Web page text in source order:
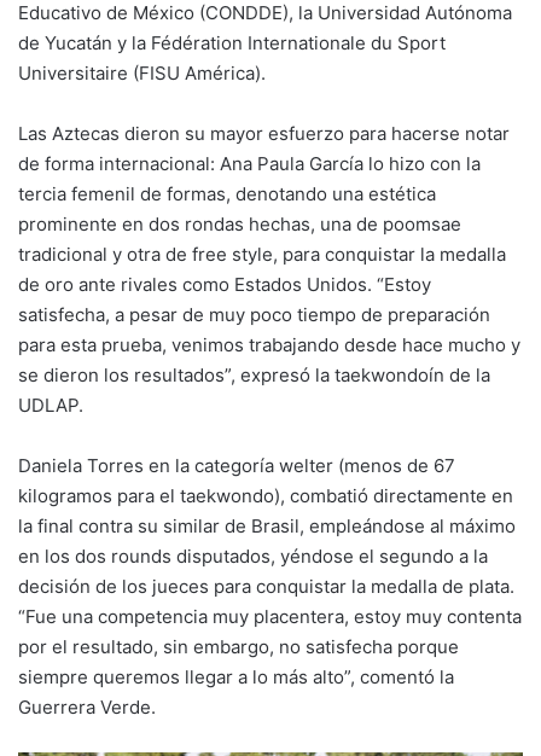
Educativo de México (CONDDE), la Universidad Autónoma
de Yucatán y la Fédération Internationale du Sport
Universitaire (FISU América).
Las Aztecas dieron su mayor esfuerzo para hacerse notar
de forma internacional: Ana Paula García lo hizo con la
tercia femenil de formas, denotando una estética
prominente en dos rondas hechas, una de poomsae
tradicional y otra de free style, para conquistar la medalla
de oro ante rivales como Estados Unidos. “Estoy
satisfecha, a pesar de muy poco tiempo de preparación
para esta prueba, venimos trabajando desde hace mucho y
se dieron los resultados”, expresó la taekwondoín de la
UDLAP.
Daniela Torres en la categoría welter (menos de 67
kilogramos para el taekwondo), combatió directamente en
la final contra su similar de Brasil, empleándose al máximo
en los dos rounds disputados, yéndose el segundo a la
decisión de los jueces para conquistar la medalla de plata.
“Fue una competencia muy placentera, estoy muy contenta
por el resultado, sin embargo, no satisfecha porque
siempre queremos llegar a lo más alto”, comentó la
Guerrera Verde.